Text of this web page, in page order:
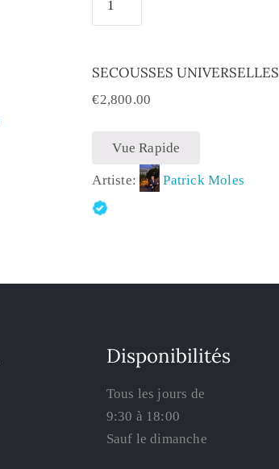
SECOUSSES UNIVERSELLES
€2,800.00
Vue Rapide
Artiste: Patrick Moles
Disponibilités
Tous les jours de
9:30 à 18:00
Sauf le dimanche